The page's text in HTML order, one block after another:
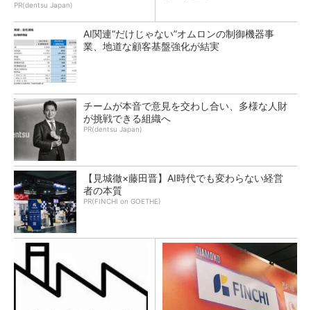
PR(dentsu Japan)
AI関連“だけじゃない”オムロンの制御機器事
業、地道な顧客基盤強化が結実
チームが本音で意見を交わし合い、多様な人財
が挑戦できる組織へ
PR(dentsu Japan)
【見城徹×藤田晋】AI時代でも変わらない経営
者の本質
PR(FINCHI on GOETHE)